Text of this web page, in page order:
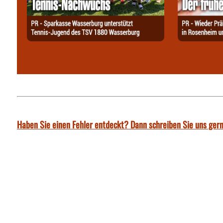
Haben Sie einen Fehler entdeckt? Dann schreiben Sie uns